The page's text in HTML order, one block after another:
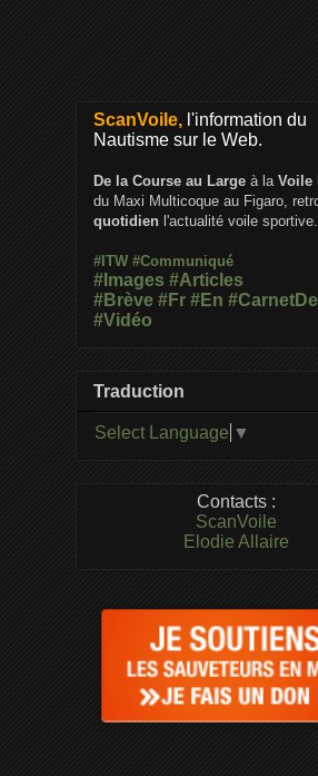
ScanVoile, l'information du
Nautisme sur le Web.
De la Course au Large à la Voile
du Maxi Multicoque au Figaro,
quotidien l'actualité voile sportive.
#ITW #Communiqué
#Images #Articles
#Brève #Fr #En
#Vidéo
Traduction
Select Language ▼
Contacts :
ScanVoile
Elodie Allaire